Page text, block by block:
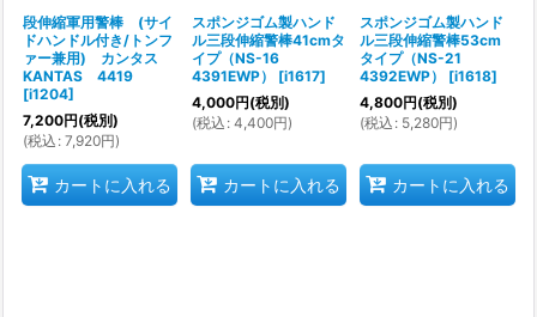
段伸縮軍用警棒 (サイ
ドハンドル付き/トンフ
ァー兼用) カンタス
KANTAS 4419
[i1204]
7,200円(税別)
(税込 : 7,920円)
カートに入れる
スポンジゴム製ハンド
ル三段伸縮警棒41cmタ
イプ（NS-16
4391EWP）
[i1617]
4,000円(税別)
(税込 : 4,400円)
カートに入れる
スポンジゴム製ハンド
ル三段伸縮警棒53cm
タイプ（NS-21
4392EWP）
[i1618]
4,800円(税別)
(税込 : 5,280円)
カートに入れる